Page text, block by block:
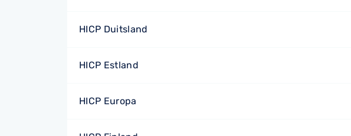
HICP Duitsland
HICP Estland
HICP Europa